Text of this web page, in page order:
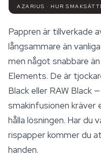
AZARIUS · HUR
Pappren är tillverkade
långsammare än
men något snabbare
Elements. De är
Black eller RAW Black
smakinfusionen
hålla lösningen. Har du
rispapper kommer du
handen.